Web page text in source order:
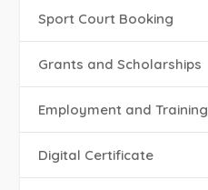
Sport Court Booking
Grants and Scholarships
Employment and Training
Digital Certificate